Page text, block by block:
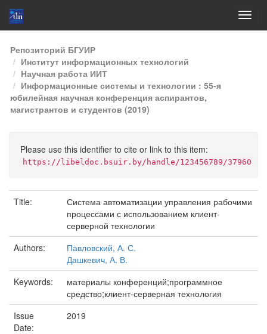
Skip
navigation
Репозиторий БГУИР
Институт информационных технологий
Научная работа ИИТ
Информационные системы и технологии : 55-я
юбилейная научная конференция аспирантов,
магистрантов и студентов (2019)
Please use this identifier to cite or link to this item:
https://libeldoc.bsuir.by/handle/123456789/37960
Title:
Система автоматизации управления рабочими
процессами с использованием клиент-
серверной технологии
Authors:
Павловский, А. С.
Дашкевич, А. В.
Keywords:
материалы конференций;программное
средство;клиент-серверная технология
Issue
Date:
2019